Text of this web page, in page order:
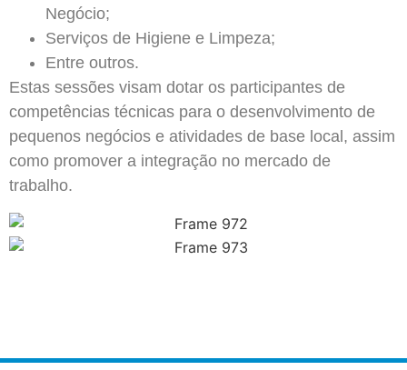
Negócio;
Serviços de Higiene e Limpeza;
Entre outros.
Estas sessões visam dotar os participantes de
competências técnicas para o desenvolvimento de
pequenos negócios e atividades de base local, assim
como promover a integração no mercado de
trabalho.